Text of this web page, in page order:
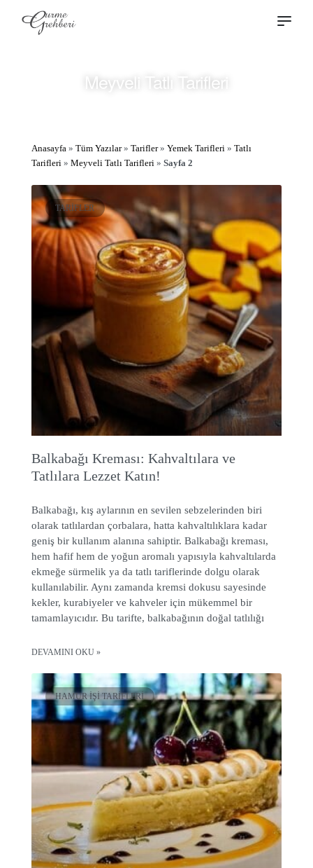
Meyveli Tatlı Tarifleri
Anasayfa » Tüm Yazılar» Tarifler» Yemek Tarifleri » Tatlı
Tarifleri » Meyveli Tatlı Tarifleri » Sayfa 2
TARIFLER
Balkabağı Kreması: Kahvaltılara ve
Tatlılara Lezzet Katın!
Balkabağı, kış aylarının en sevilen sebzelerinden biri
olarak tatlılardan çorbalara, hatta kahvaltılıklara kadar
geniş bir kullanım alanına sahiptir. Balkabağı kreması,
hem hafif hem de yoğun aromalı yapısıyla kahvaltılarda
ekmeğe sürmelik ya da tatlı tariflerinde dolgu olarak
kullanılabilir. Aynı zamanda kremsi dokusu sayesinde
kekler, kurabiyeler ve kahveler için mükemmel bir
tamamlayıcıdır. Bu tarifte, balkabağının doğal tatlılığı
DEVAMINI OKU »
HAMUR İŞI TARIFLERI